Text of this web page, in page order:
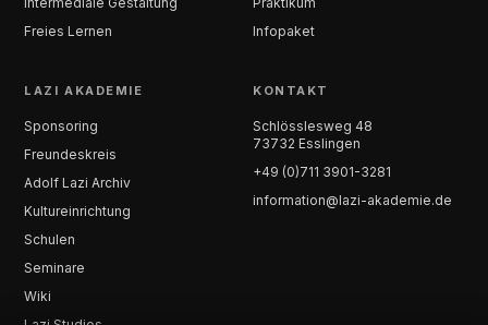
Freies Lernen
Infopaket
LAZI AKADEMIE
Sponsoring
Freundeskreis
Adolf Lazi Archiv
Kultureinrichtung
Schulen
Seminare
Wiki
KONTAKT
Schlösslesweg 48
73732 Esslingen
+49 (0)711 3901-3281
information@lazi-akademie.de